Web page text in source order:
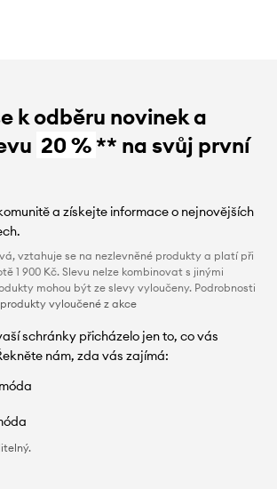
k odběru novinek a
20 %** na svůj první
a získejte informace o nejnovějších
vztahuje se na nezlevněné produkty a platí při
1 900 Kč. Slevu nelze kombinovat s jinými
mohou být ze slevy vyloučeny. Podrobnosti
produkty vyloučené z akce
schránky přicházelo jen to, co vás
nám, zda vás zajímá: